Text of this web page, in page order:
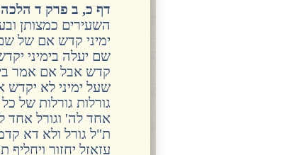
דף כ, ב פרק ד
השעירים כמצותן
ימיני קדש אם של
שם יעלה בימיני
קדש אבל אם אמר
שעל ימיני לא
גורלות גורלות של
אחד לה' וגורל אחד
ת"ל גורל ולא דא
עזאזל יחזור